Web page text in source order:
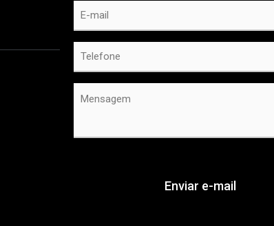
E-
Telefone